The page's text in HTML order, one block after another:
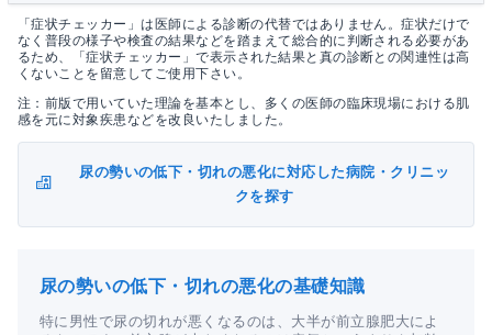
「症状チェッカー」は医師による診断の代替ではありません。症状だけで
なく普段の様子や検査の結果などを踏まえて総合的に判断される必要があ
るため、「症状チェッカー」で表示された結果と真の診断との関連性は高
くないことを留意してご使用下さい。
注：前版で用いていた理論を基本とし、多くの医師の臨床現場における肌
感を元に対象疾患などを改良いたしました。
尿の勢いの低下・切れの悪化に対応した病院・クリニッ
クを探す
尿の勢いの低下・切れの悪化の基礎知識
特に男性で尿の切れが悪くなるのは、大半が前立腺肥大によ